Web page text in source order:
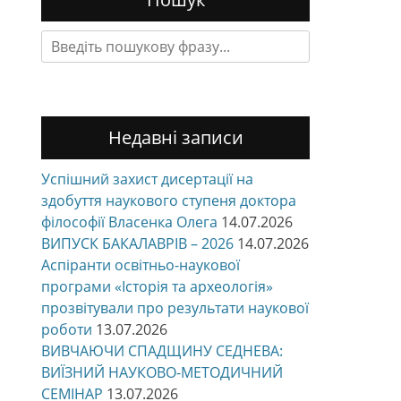
Search
for:
Недавні записи
Успішний захист дисертації на
здобуття наукового ступеня доктора
філософії Власенка Олега 14.07.2026
ВИПУСК БАКАЛАВРІВ – 2026 14.07.2026
Аспіранти освітньо-наукової
програми «Історія та археологія»
прозвітували про результати наукової
роботи 13.07.2026
ВИВЧАЮЧИ СПАДЩИНУ СЕДНЕВА:
ВИЇЗНИЙ НАУКОВО-МЕТОДИЧНИЙ
СЕМІНАР 13.07.2026